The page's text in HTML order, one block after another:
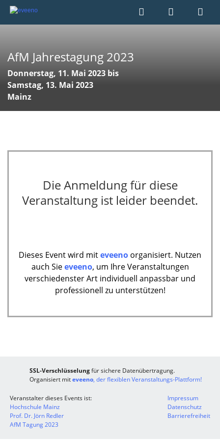
AfM Jahrestagung 2023
Donnerstag, 11. Mai 2023 bis
Samstag, 13. Mai 2023
Mainz
Die Anmeldung für diese
Veranstaltung ist leider beendet.
Dieses Event wird miteveeno organisiert. Nutzen
auch Sieeveeno, um Ihre Veranstaltungen
verschiedenster Art individuell anpassbar und
professionell zu unterstützen!
SSL-Verschlüsselungfür sichere Datenübertragung.
Organisiert miteveeno, der flexiblen Veranstaltungs-Plattform!
Veranstalter dieses Events ist:
Hochschule Mainz
Prof. Dr. Jörn Redler
AfM Tagung 2023
Impressum
Datenschutz
Barrierefreiheit